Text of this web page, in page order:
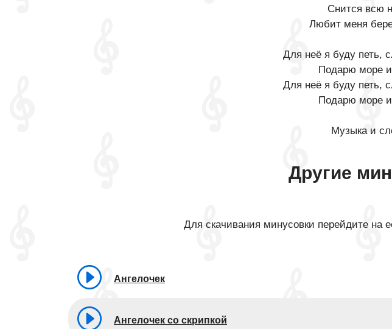
Снится всю
Любит меня
Для неё я буду петь,
Подарю море
Для неё я буду петь,
Подарю море
Музыка и
Другие
Для скачивания минусовки перейдите на
Ангелочек
Ангелочек со скрипкой